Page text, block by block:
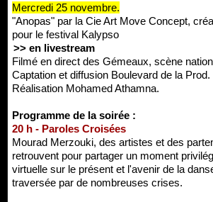
Mercredi 25 novembre.
"Anopas" par la Cie Art Move Concept,
pour le festival Kalypso
>> en livestream
Filmé en direct des Gémeaux, scène
Captation et diffusion Boulevard de la Prod.
Réalisation Mohamed Athamna.
Programme de la soirée :
20 h - Paroles Croisées
Mourad Merzouki, des artistes et des
retrouvent pour partager un moment
virtuelle sur le présent et l'avenir de la
traversée par de nombreuses crises.